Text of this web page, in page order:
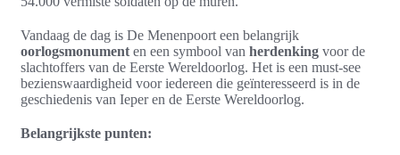
Vandaag de dag is De Menenpoort een belangrijk
oorlogsmonument en een symbool van herdenking voor de
slachtoffers van de Eerste Wereldoorlog. Het is een must-see
bezienswaardigheid voor iedereen die geïnteresseerd is in de
geschiedenis van Ieper en de Eerste Wereldoorlog.
Belangrijkste punten: